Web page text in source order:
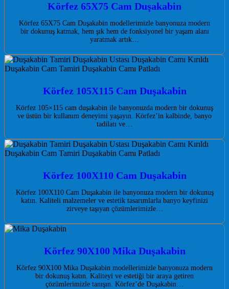
Körfez 65X75 Cam Duşakabin
Körfez 65X75 Cam Duşakabin modellerimizle banyonuza modern
bir dokunuş katmak, hem şık hem de fonksiyonel bir yaşam alanı
yaratmak artık…
Körfez 105X115 Cam Duşakabin
Körfez 105×115 cam duşakabin ile banyonuzda modern bir dokunuş
ve üstün bir kullanım deneyimi yaşayın. Körfez’in kalbinde, banyo
tadilatı ve…
Körfez 100X110 Cam Duşakabin
Körfez 100X110 Cam Duşakabin ile banyonuza modern bir dokunuş
katın. Kaliteli malzemeler ve estetik tasarımlarla banyo keyfinizi
zirveye taşıyan çözümlerimizle…
Körfez 90X100 Mika Duşakabin
Körfez 90X100 Mika Duşakabin modellerimizle banyonuza modern
bir dokunuş katın. Kaliteyi ve estetiği bir araya getiren
çözümlerimizle tanışın. Körfez’de Duşakabin…